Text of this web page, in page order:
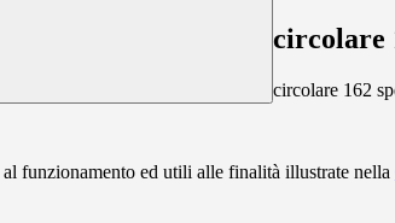
circolare
circolare 162
funzionamento ed utili alle finalità illustrate nella